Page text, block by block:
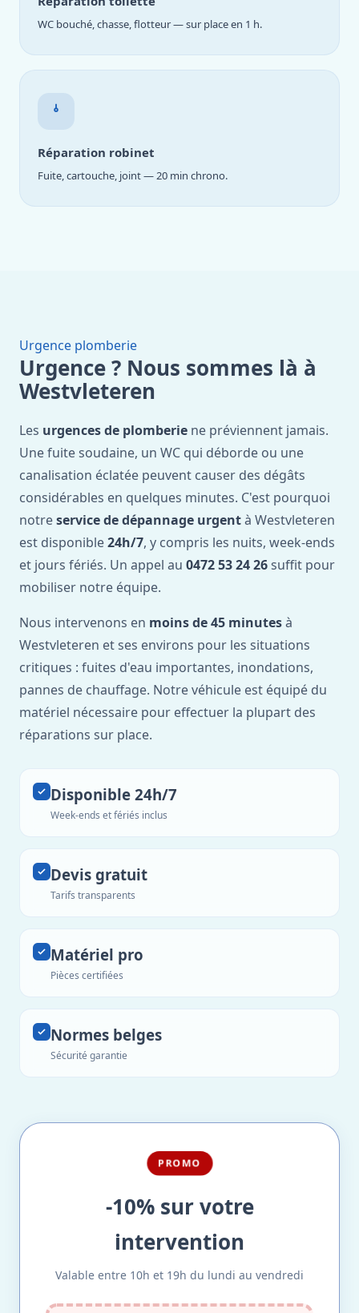
WC bouché, chasse, flotteur — sur place en 1 h.
Réparation robinet
Fuite, cartouche, joint — 20 min chrono.
Urgence plomberie
Urgence ? Nous sommes là à
Westvleteren
Les urgences de plomberie ne préviennent jamais.
Une fuite soudaine, un WC qui déborde ou une
canalisation éclatée peuvent causer des dégâts
considérables en quelques minutes. C'est pourquoi
notreservice de dépannage urgentà Westvleteren
est disponible24h/7, y compris les nuits, week-ends
et jours fériés. Un appel au 0472 53 24 26 suffit pour
mobiliser notre équipe.
Nous intervenons en moins de 45 minutesà
Westvleteren et ses environs pour les situations
critiques : fuites d'eau importantes, inondations,
pannes de chauffage. Notre véhicule est équipé du
matériel nécessaire pour effectuer la plupart des
réparations sur place.
Disponible 24h/7
Week-ends et fériés inclus
Devis gratuit
Tarifs transparents
Matériel pro
Pièces certifiées
Normes belges
Sécurité garantie
PROMO
-10% sur votre
intervention
Valable entre 10h et 19h du lundi au vendredi